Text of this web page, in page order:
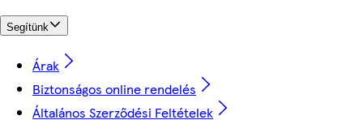
Segítünk
Árak
Biztonságos online rendelés
Általános Szerződési Feltételek